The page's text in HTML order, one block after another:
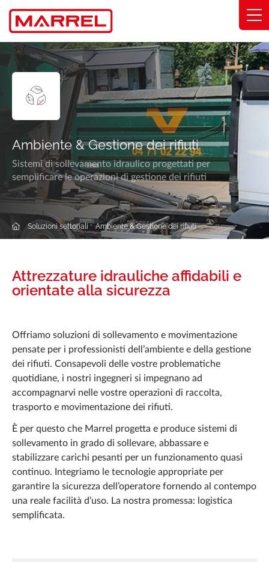
Pannello di gestione dei cookies
Ambiente & Gestione dei rifiuti
Sistemi di sollevamento idraulico progettati per
semplificare le operazioni di gestione dei rifiuti
Soluzioni settoriali Ambiente & Gestione dei rifiuti
Attrezzature idrauliche affidabili e
orientate alla sicurezza
Offriamo soluzioni di sollevamento e movimentazione
pensate per i professionisti dell’ambiente e della gestione
dei rifiuti. Consapevoli delle vostre problematiche
quotidiane, i nostri ingegneri si impegnano ad
accompagnarvi nelle vostre operazioni di raccolta,
trasporto e movimentazione dei rifiuti.
È per questo che Marrel progetta e produce sistemi di
sollevamento in grado di sollevare, abbassare e
stabilizzare carichi pesanti per un funzionamento quasi
continuo. Integriamo le tecnologie appropriate per
garantire la sicurezza dell’operatore fornendo al contempo
una reale facilità d’uso. La nostra promessa: logistica
semplificata.
Intervalli
Competenza
Soluzioni settoriali
Impegni
Chi siamo
Trova il mio distributore
Documentazione
Notizie
Domande frequenti
Marrel Tech
Contatto